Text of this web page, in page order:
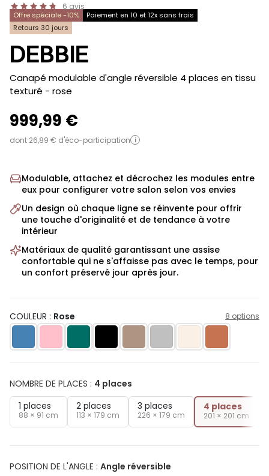
6 avis
Offre spéciale -10%
Paiement en 10 et 12x sans frais
Retours 30 jours
DEBBIE
-
Canapé modulable d'angle réversible 4 places en tissu
texturé - rose
999,99 €
dont 26,89 € d'éco-participation i
Modulable, attachez et décrochez les modules entre
eux pour configurer votre salon selon vos envies
Un design où chaque ligne se réinvente pour offrir
une touche d'originalité et de tendance à votre
intérieur
Matériaux de qualité garantissant une assise
confortable qui ne s'affaisse pas avec le temps, pour
un confort préservé jour après jour.
COULEUR : Rose 8 options
NOMBRE DE PLACES : 4 places
1 places
88 × 91 cm
2 places
113 × 179 cm
3 places
226 × 179 cm
4 places
201 × 201 cm
POSITION DE L'ANGLE : Angle réversible